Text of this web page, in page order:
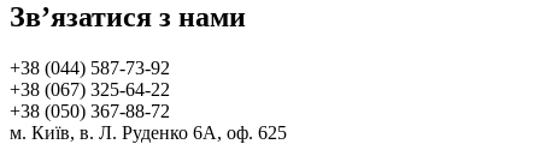
Зв’язатися з нами
+38 (044) 587-73-92
+38 (067) 325-64-22
+38 (050) 367-88-72
м. Київ, в. Л. Руденко 6А, оф. 625